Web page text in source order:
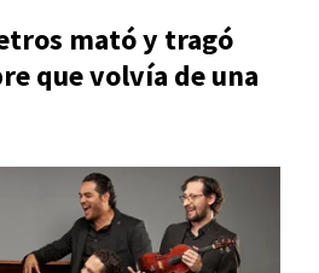
mató y tragó
que volvía de una